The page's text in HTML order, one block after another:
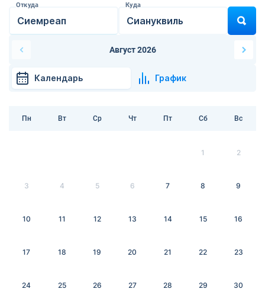
Откуда Куда
Август 2026
Календарь График
Пн Вт Ср Чт Пт Сб Вс
1 2
3 4 5 6 7 8 9
10 11 12 13 14 15 16
17 18 19 20 21 22 23
24 25 26 27 28 29 30